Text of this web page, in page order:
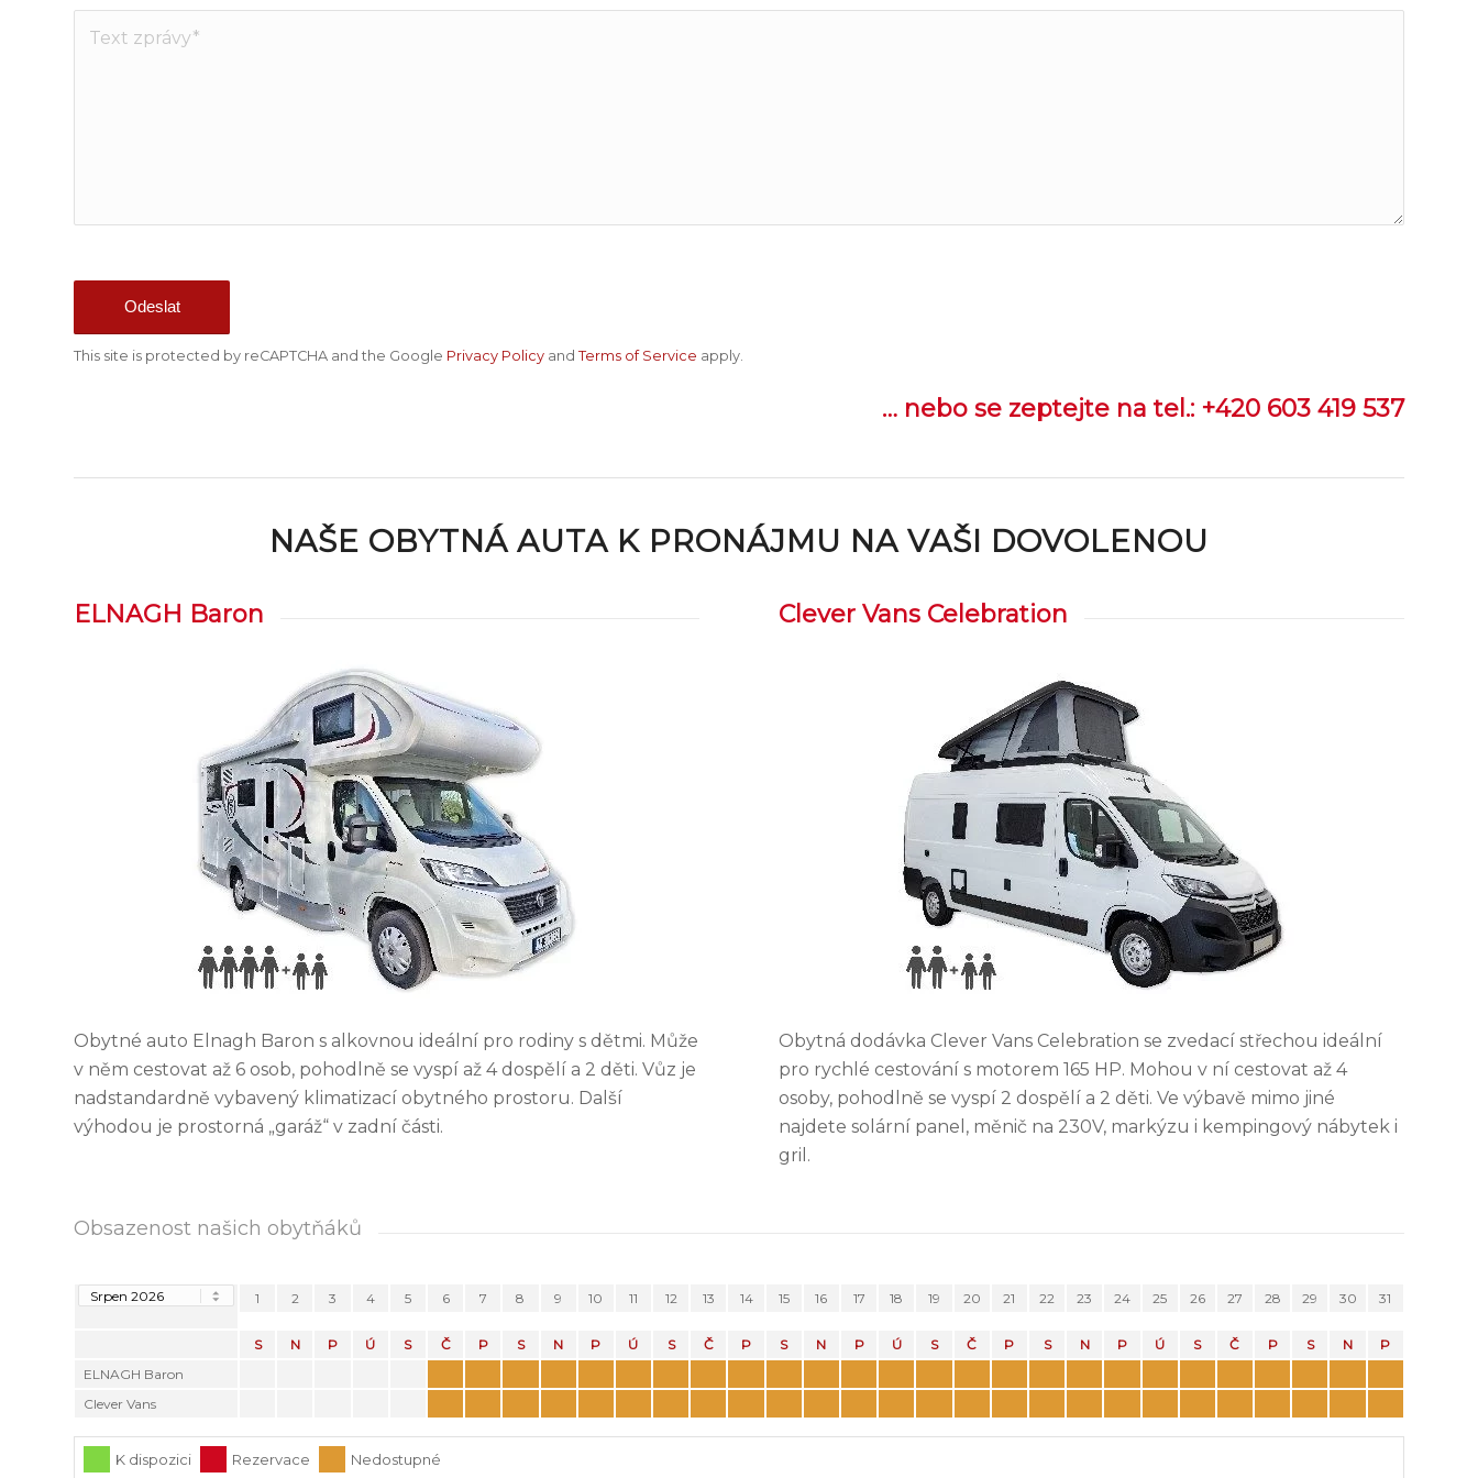
This site is protected by reCAPTCHA and the Google Privacy Policy and Terms of Service apply.
… nebo se zeptejte na tel.: +420 603 419 537
NAŠE OBYTNÁ AUTA K PRONÁJMU NA VAŠI DOVOLENOU
ELNAGH Baron
Obytné auto Elnagh Baron s alkovnou ideální pro rodiny s dětmi. Může
v něm cestovat až 6 osob, pohodlně se vyspí až 4 dospělí a 2 děti. Vůz je
nadstandardně vybavený klimatizací obytného prostoru. Další
výhodou je prostorná „garáž“ v zadní části.
Clever Vans Celebration
Obytná dodávka Clever Vans Celebration se zvedací střechou ideální
pro rychlé cestování s motorem 165 HP. Mohou v ní cestovat až 4
osoby, pohodlně se vyspí 2 dospělí a 2 děti. Ve výbavě mimo jiné
najdete solární panel, měnič na 230V, markýzu i kempingový nábytek i
gril.
Obsazenost našich obytňáků
1 2 3 4 5 6 7 8 9 10 11 12 13 14 15 16 17 18 19 20 21 22 23 24 25 26 27 28 29 30 31
S N P Ú S Č P S N P Ú S Č P S N P Ú S Č P S N P Ú S Č P S N
P
ELNAGH Baron
Clever Vans
K dispozici Rezervace Nedostupné